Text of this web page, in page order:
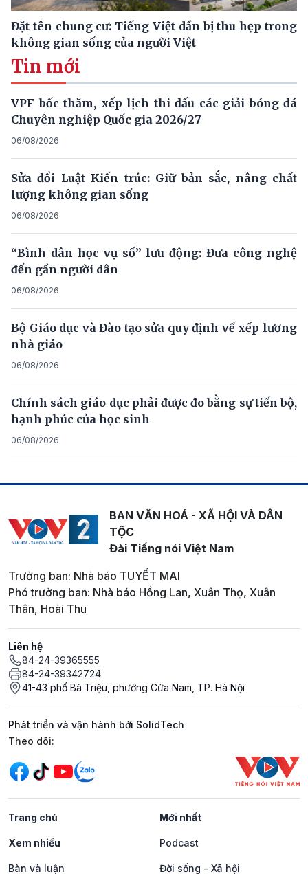
Đặt tên chung cư: Tiếng Việt dần bị thu hẹp trong
không gian sống của người Việt
Tin mới
VPF bốc thăm, xếp lịch thi đấu các giải bóng đá
Chuyên nghiệp Quốc gia 2026/27
06/08/2026
Sửa đổi Luật Kiến trúc: Giữ bản sắc, nâng chất
lượng không gian sống
06/08/2026
“Bình dân học vụ số” lưu động: Đưa công nghệ
đến gần người dân
06/08/2026
Bộ Giáo dục và Đào tạo sửa quy định về xếp lương
nhà giáo
06/08/2026
Chính sách giáo dục phải được đo bằng sự tiến bộ,
hạnh phúc của học sinh
06/08/2026
BAN VĂN HOÁ - XÃ HỘI VÀ DÂN
TỘC
Đài Tiếng nói Việt Nam
Trưởng ban: Nhà báo TUYẾT MAI
Phó trưởng ban: Nhà báo Hồng Lan, Xuân Thọ, Xuân
Thân, Hoài Thu
Liên hệ
84-24-39365555
84-24-39342724
41-43 phố Bà Triệu, phường Cửa Nam, TP. Hà Nội
Phát triển và vận hành bởi SolidTech
Mạng xã hội
Theo dõi:
Trang chủ Mới nhất
Xem nhiều Podcast
Bàn và luận Đời sống - Xã hội